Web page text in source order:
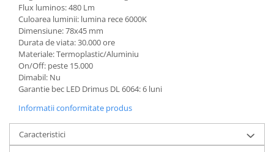
Flux luminos: 480 Lm
Culoarea luminii: lumina rece 6000K
Dimensiune: 78x45 mm
Durata de viata: 30.000 ore
Materiale: Termoplastic/Aluminiu
On/Off: peste 15.000
Dimabil: Nu
Garantie bec LED Drimus DL 6064: 6 luni
Informatii conformitate produs
Caracteristici